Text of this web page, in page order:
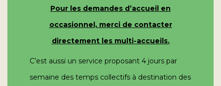
Pour les demandes d’accueil en
occasionnel, merci de contacter
directement les multi-accueils.
C’est aussi un service proposant 4 jours par
semaine des temps collectifs à destination des